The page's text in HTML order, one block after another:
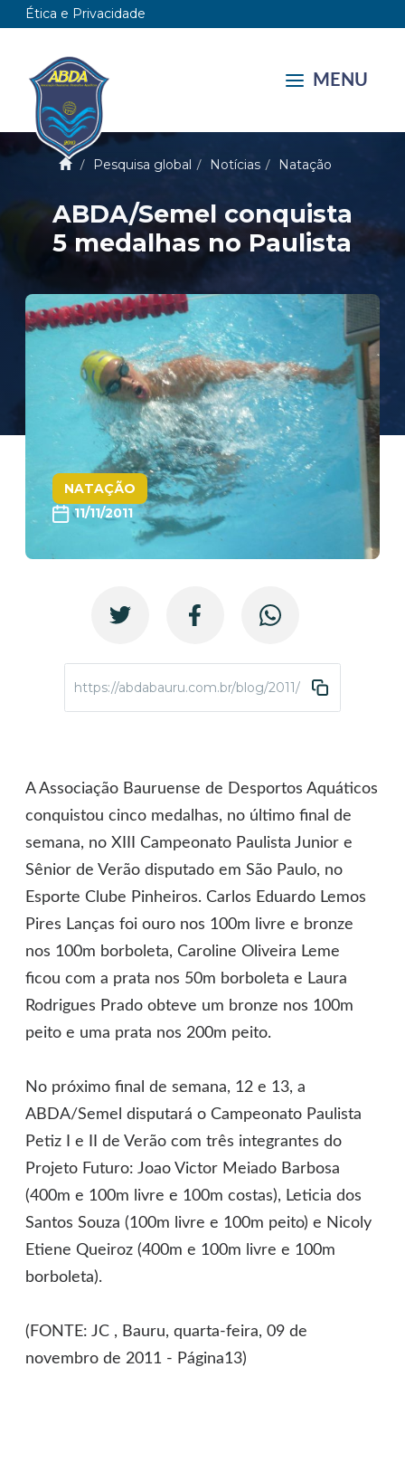
Ética e Privacidade
MENU
Pesquisa global Notícias Natação
ABDA/Semel conquista
5 medalhas no Paulista
NATAÇÃO
11/11/2011
https://abdabauru.com.br/blog/2011/11/11/
A Associação Bauruense de Desportos Aquáticos
conquistou cinco medalhas, no último final de
semana, no XIII Campeonato Paulista Junior e
Sênior de Verão disputado em São Paulo, no
Esporte Clube Pinheiros. Carlos Eduardo Lemos
Pires Lanças foi ouro nos 100m livre e bronze
nos 100m borboleta, Caroline Oliveira Leme
ficou com a prata nos 50m borboleta e Laura
Rodrigues Prado obteve um bronze nos 100m
peito e uma prata nos 200m peito.
No próximo final de semana, 12 e 13, a
ABDA/Semel disputará o Campeonato Paulista
Petiz I e II de Verão com três integrantes do
Projeto Futuro: Joao Victor Meiado Barbosa
(400m e 100m livre e 100m costas), Leticia dos
Santos Souza (100m livre e 100m peito) e Nicoly
Etiene Queiroz (400m e 100m livre e 100m
borboleta).
(FONTE: JC , Bauru, quarta-feira, 09 de
novembro de 2011 - Página13)